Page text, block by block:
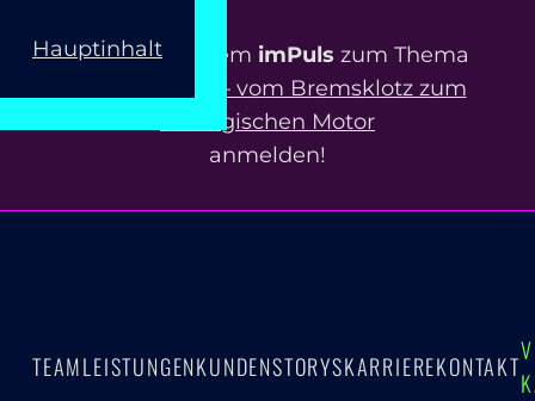
Hauptinhalt
Jetzt zu unserem imPuls zum Thema
ERP-Projekte – vom Bremsklotz zum
strategischen Motor
anmelden!
TEAMLEISTUNGENKUNDENSTORYSKARRIEREKONTAKT